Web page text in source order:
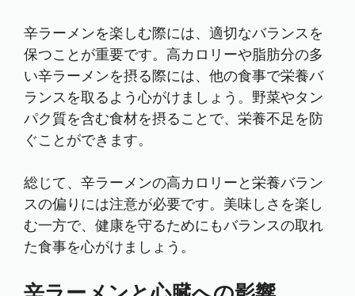
辛ラーメンを楽しむ際には、適切なバランスを
保つことが重要です。高カロリーや脂肪分の多
い辛ラーメンを摂る際には、他の食事で栄養バ
ランスを取るよう心がけましょう。野菜やタン
パク質を含む食材を摂ることで、栄養不足を防
ぐことができます。
総じて、辛ラーメンの高カロリーと栄養バラン
スの偏りには注意が必要です。美味しさを楽し
む一方で、健康を守るためにもバランスの取れ
た食事を心がけましょう。